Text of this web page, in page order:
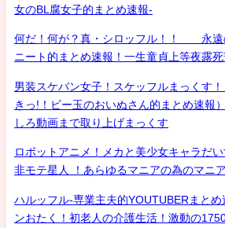
女のBL腐女子的まとめ速報-
何だ！何が？真・シロッフル！！ 永
ニート的まとめ速報！一生童貞上等夜露死
男装スケバン女子！スケッフルまっくす
きっ!！ビー玉のおいぬさん的まとめ速報
しろ動画まで取り上げまっくす
ロボットアニメ！メカと美少女キャラだ
非モテ星人 ！あらゆるマニアの為のマニ
ハルッフル-専業主夫的YOUTUBERまと
ンおたく！初老人の介護生活！激動の